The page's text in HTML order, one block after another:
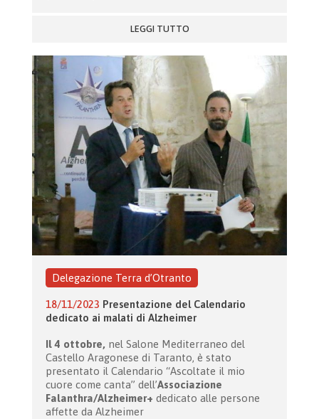
LEGGI TUTTO
Delegazione Terra d’Otranto
18/11/2023 Presentazione del Calendario
dedicato ai malati di Alzheimer
Il 4 ottobre, nel Salone Mediterraneo del
Castello Aragonese di Taranto, è stato
presentato il Calendario “Ascoltate il mio
cuore come canta” dell’Associazione
Falanthra/Alzheimer+ dedicato alle persone
affette da Alzheimer